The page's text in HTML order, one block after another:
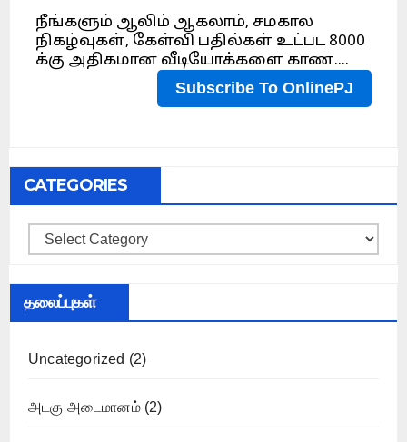
CATEGORIES
Categories
தலைப்புகள்
Uncategorized (2)
அடகு அடைமானம்(2)